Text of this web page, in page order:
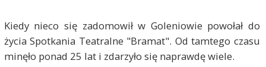
Kiedy nieco się zadomowił w Goleniowie powołał do
życia Spotkania Teatralne "Bramat". Od tamtego czasu
minęło ponad 25 lat i zdarzyło się naprawdę wiele.